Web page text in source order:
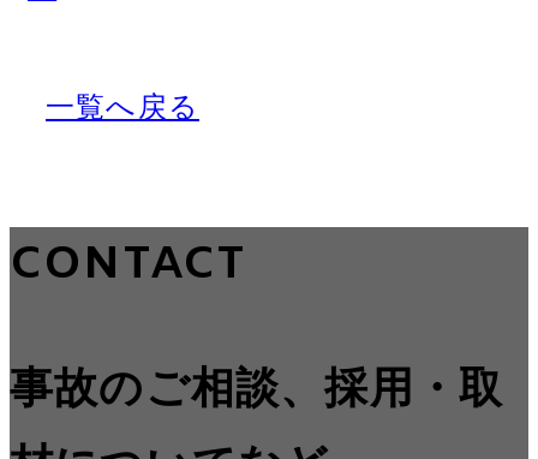
一覧へ戻る
CONTACT
事故のご相談、採用・取